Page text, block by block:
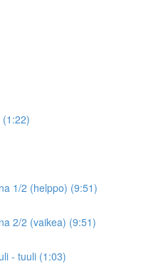
1/2 (helppo) (9:51)
2/2 (vaikea) (9:51)
- tuuli (1:03)